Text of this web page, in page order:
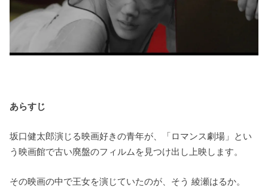
あらすじ
坂口健太郎演じる映画好きの青年が、「ロマンス劇場」とい
う映画館で古い廃盤のフィルムを見つけ出し上映します。
その映画の中で王女を演じていたのが、そう 綾瀬はるか。